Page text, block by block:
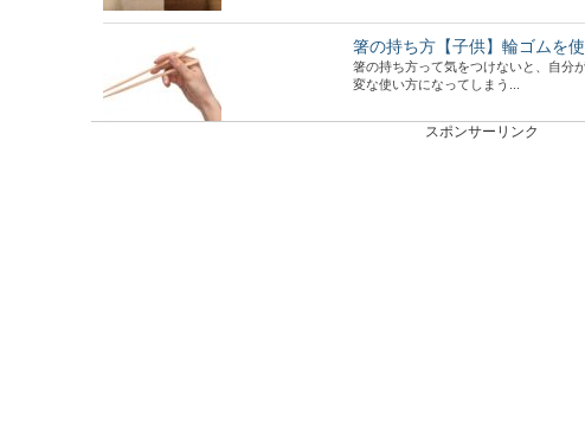
箸の持ち方【子供】輪ゴムを
箸の持ち方って気をつけないと、自分
変な使い方になってしまう...
スポンサーリンク